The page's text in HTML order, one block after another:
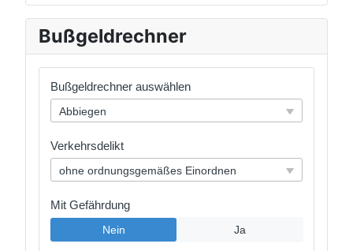
Bußgeldrechner